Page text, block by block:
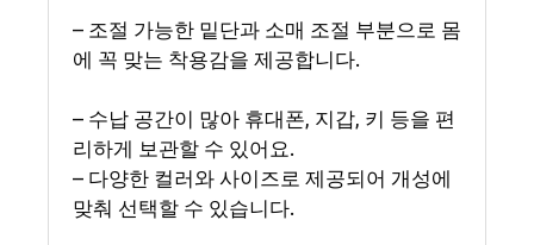
– 조절 가능한 밑단과 소매 조절 부분으로 몸
에 꼭 맞는 착용감을 제공합니다.
– 수납 공간이 많아 휴대폰, 지갑, 키 등을 편
리하게 보관할 수 있어요.
– 다양한 컬러와 사이즈로 제공되어 개성에
맞춰 선택할 수 있습니다.